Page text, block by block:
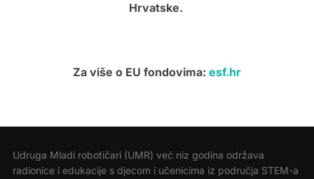
Hrvatske.
Za više o EU fondovima: esf.hr
Udruga Mladi robotičari (UMR) već niz godina održava
radionice i edukacije s djecom i učenicima iz područja STEM-a